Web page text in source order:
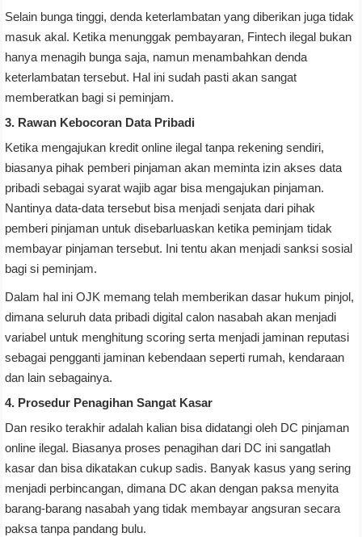
Selain bunga tinggi, denda keterlambatan yang diberikan juga tidak
masuk akal. Ketika menunggak pembayaran, Fintech ilegal bukan
hanya menagih bunga saja, namun menambahkan denda
keterlambatan tersebut. Hal ini sudah pasti akan sangat
memberatkan bagi si peminjam.
3. Rawan Kebocoran Data Pribadi
Ketika mengajukan kredit online ilegal tanpa rekening sendiri,
biasanya pihak pemberi pinjaman akan meminta izin akses data
pribadi sebagai syarat wajib agar bisa mengajukan pinjaman.
Nantinya data-data tersebut bisa menjadi senjata dari pihak
pemberi pinjaman untuk disebarluaskan ketika peminjam tidak
membayar pinjaman tersebut. Ini tentu akan menjadi sanksi sosial
bagi si peminjam.
Dalam hal ini OJK memang telah memberikan dasar hukum pinjol,
dimana seluruh data pribadi digital calon nasabah akan menjadi
variabel untuk menghitung scoring serta menjadi jaminan reputasi
sebagai pengganti jaminan kebendaan seperti rumah, kendaraan
dan lain sebagainya.
4. Prosedur Penagihan Sangat Kasar
Dan resiko terakhir adalah kalian bisa didatangi oleh DC pinjaman
online ilegal. Biasanya proses penagihan dari DC ini sangatlah
kasar dan bisa dikatakan cukup sadis. Banyak kasus yang sering
menjadi perbincangan, dimana DC akan dengan paksa menyita
barang-barang nasabah yang tidak membayar angsuran secara
paksa tanpa pandang bulu.